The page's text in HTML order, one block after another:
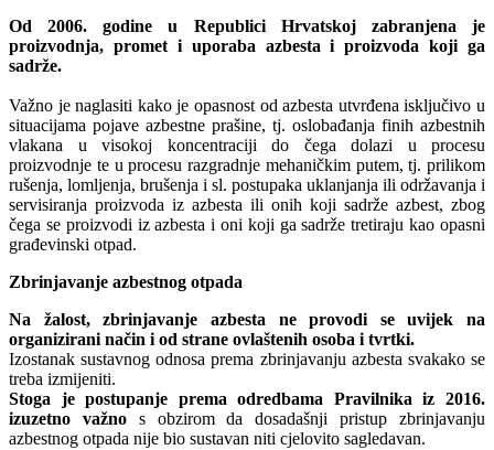
Od 2006. godine u Republici Hrvatskoj zabranjena je
proizvodnja, promet i uporaba azbesta i proizvoda koji ga
sadrže.
Važno je naglasiti kako je opasnost od azbesta utvrđena isključivo u
situacijama pojave azbestne prašine, tj. oslobađanja finih azbestnih
vlakana u visokoj koncentraciji do čega dolazi u procesu
proizvodnje te u procesu razgradnje mehaničkim putem, tj. prilikom
rušenja, lomljenja, brušenja i sl. postupaka uklanjanja ili održavanja i
servisiranja proizvoda iz azbesta ili onih koji sadrže azbest, zbog
čega se proizvodi iz azbesta i oni koji ga sadrže tretiraju kao opasni
građevinski otpad.
Zbrinjavanje azbestnog otpada
Na žalost, zbrinjavanje azbesta ne provodi se uvijek na
organizirani način i od strane ovlaštenih osoba i tvrtki.
Izostanak sustavnog odnosa prema zbrinjavanju azbesta svakako se
treba izmijeniti.
Stoga je postupanje prema odredbama Pravilnika iz 2016.
izuzetno važnos obzirom da dosadašnji pristup zbrinjavanju
azbestnog otpada nije bio sustavan niti cjelovito sagledavan.